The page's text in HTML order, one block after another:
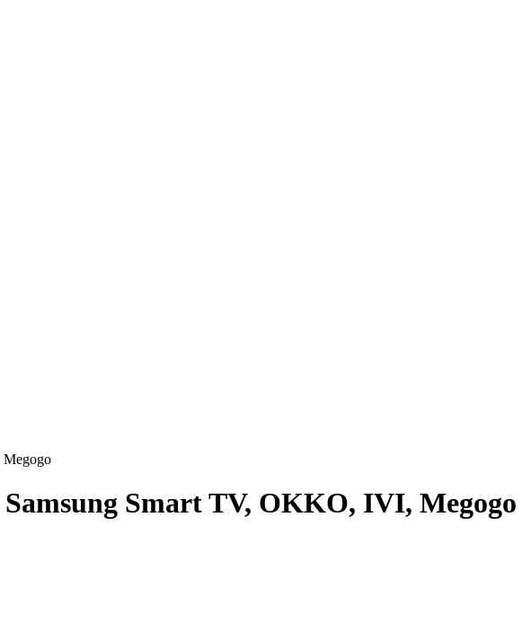
Megogo
Smart TV, OKKO, IVI, Megogo